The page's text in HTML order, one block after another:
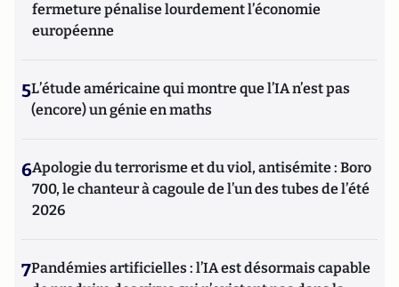
fermeture pénalise lourdement l’économie
européenne
5L’étude américaine qui montre que l’IA n’est pas
(encore) un génie en maths
6Apologie du terrorisme et du viol, antisémite : Boro
700, le chanteur à cagoule de l’un des tubes de l’été
2026
7Pandémies artificielles : l’IA est désormais capable